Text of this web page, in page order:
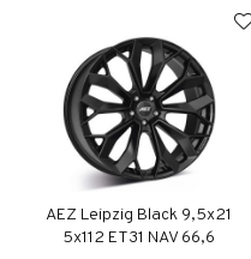
AEZ Leipzig Black 9,5x21
5x112 ET31 NAV 66,6